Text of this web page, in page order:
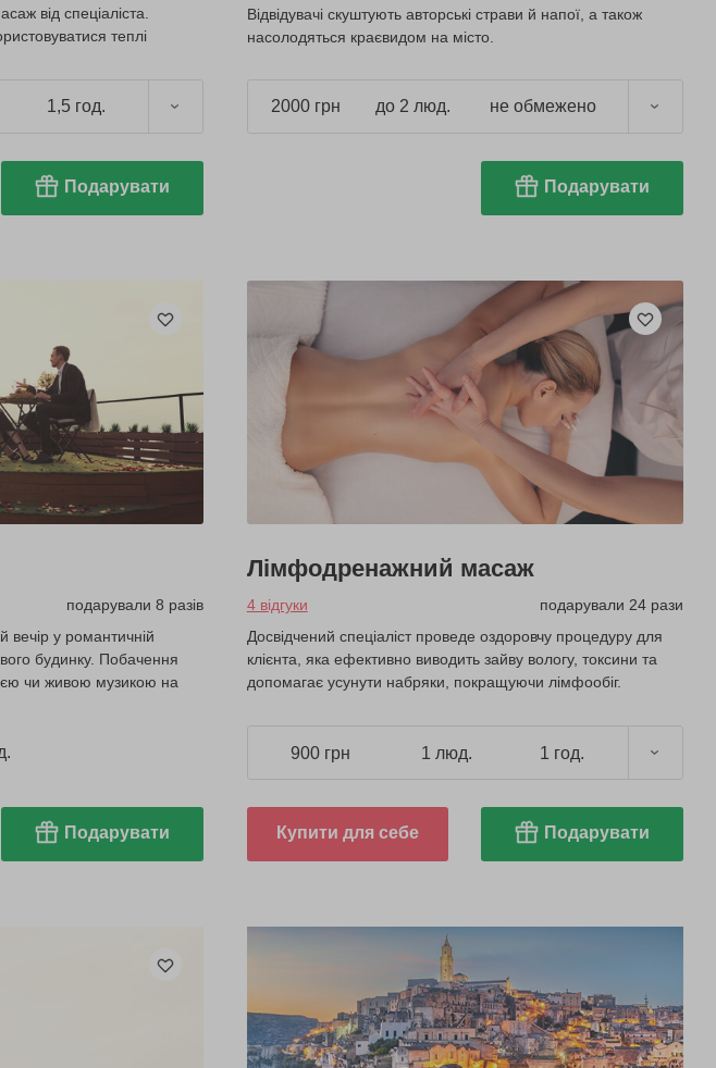
від спеціаліста.
теплі
1,5 год.
Подарувати
Відвідувачі скуштують авторські страви й напої, а також
насолодяться краєвидом на місто.
2000 грн до 2 люд. не обмежено
Подарувати
подарували 8 разів
у романтичній
будинку. Побачення
чи живою музикою на
Подарувати
Лімфодренажний масаж
4 відгуки
подарували 24 рази
Досвідчений спеціаліст проведе оздоровчу процедуру для
клієнта, яка ефективно виводить зайву вологу, токсини та
допомагає усунути набряки, покращуючи лімфообіг.
900 грн 1 люд. 1 год.
Купити для себе Подарувати